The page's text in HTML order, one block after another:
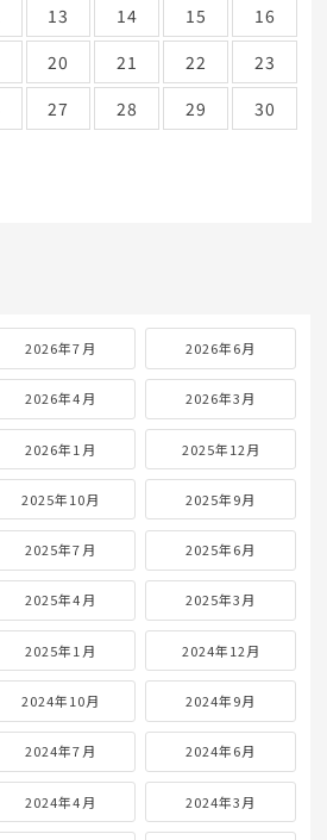
13 14 15
16
20 21 22
23
27 28 29
30
2026年7月 2026年6月
2026年4月 2026年3月
2026年1月 2025年12月
2025年10月 2025年9月
2025年7月 2025年6月
2025年4月 2025年3月
2025年1月 2024年12月
2024年10月 2024年9月
2024年7月 2024年6月
2024年4月 2024年3月